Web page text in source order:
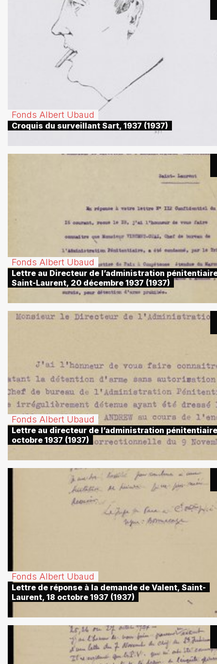
Fonds Albert Ubaud
Croquis du surveillant Sart, 1937 (1937)
Fonds Albert Ubaud
Lettre au Directeur de l’administration
Saint-Laurent, 20 décembre 1937 (1937)
Fonds Albert Ubaud
Lettre au directeur de l’administration
octobre 1937 (1937)
Fonds Albert Ubaud
Lettre de réponse à la demande de Valent, Saint-
Laurent, 18 octobre 1937 (1937)